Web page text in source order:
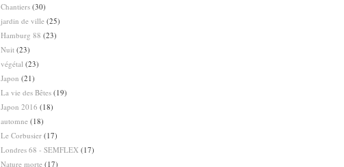
Chantiers (30)
jardin de ville (25)
Hamburg 88 (23)
Nuit (23)
végétal (23)
Japon (21)
La vie des Bêtes (19)
Japon 2016 (18)
automne (18)
Le Corbusier (17)
Londres 68 - SEMFLEX (17)
Nature morte (17)